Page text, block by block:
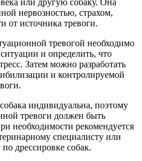
нервозностью, страхом,
от источника тревоги.
тревогой необходимо
и определить, что
Затем можно разработать
и контролируемой
индивидуальна, поэтому
тревоги должен быть
необходимости рекомендуется
специалисту или
дрессировке собак.